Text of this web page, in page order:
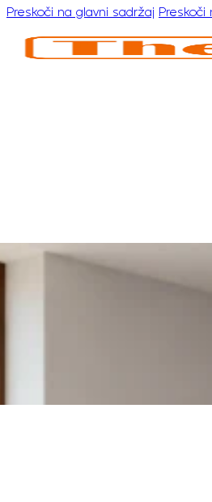
Preskoči na glavni sadržaj Preskoči